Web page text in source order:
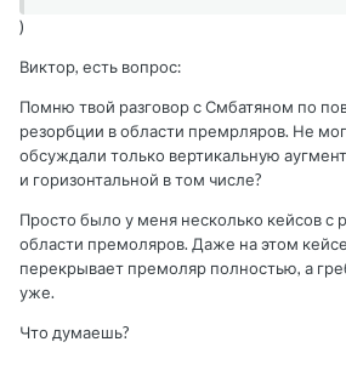
)
Виктор, есть вопрос:
Помню твой разговор с Смбатяном по
резорбции в области премрляров. Не
обсуждали только вертикальную
и горизонтальной в том числе?
Просто было у меня несколько кейсов с
области премоляров. Даже на этом
перекрывает премоляр полностью, а
уже.
Что думаешь?